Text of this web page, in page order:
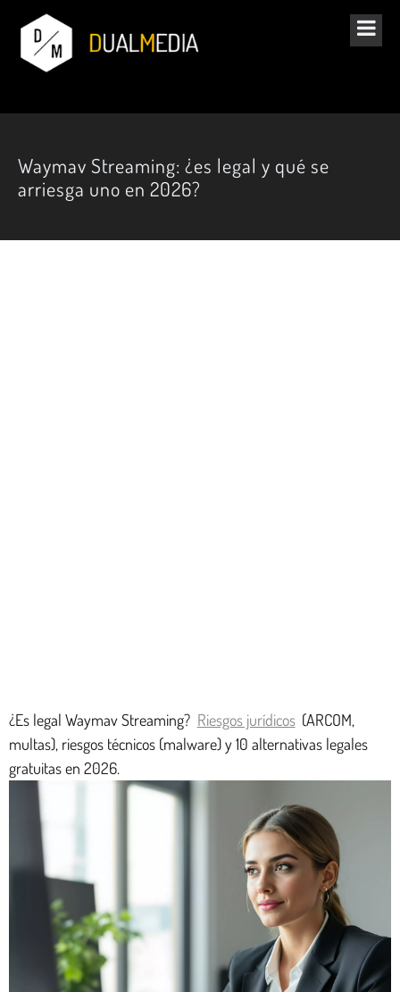
Waymav Streaming: ¿es legal y qué se
arriesga uno en 2026?
¿Es legal Waymav Streaming? Riesgos jurídicos (ARCOM,
multas), riesgos técnicos (malware) y 10 alternativas legales
gratuitas en 2026.